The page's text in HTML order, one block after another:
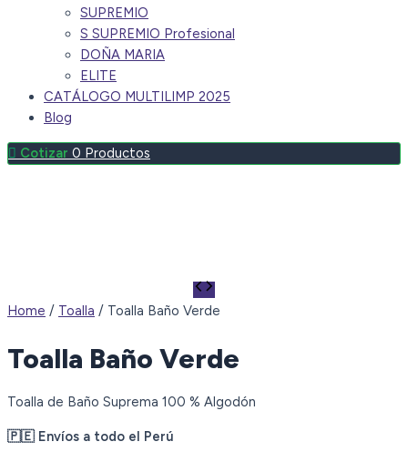
SUPREMIO
S SUPREMIO Profesional
DOÑA MARIA
ELITE
CATÁLOGO MULTILIMP 2025
Blog
0 Productos
Home / Toalla / Toalla Baño Verde
Toalla Baño Verde
Toalla de Baño Suprema 100 % Algodón
🇵🇪 Envíos a todo el Perú